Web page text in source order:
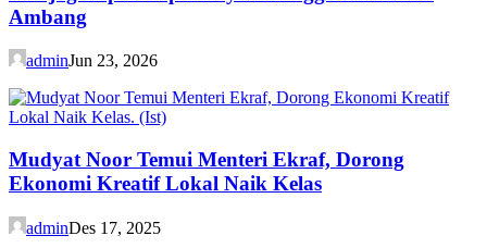
Ambang
adminJun 23, 2026
Mudyat Noor Temui Menteri Ekraf, Dorong
Ekonomi Kreatif Lokal Naik Kelas
adminDes 17, 2025